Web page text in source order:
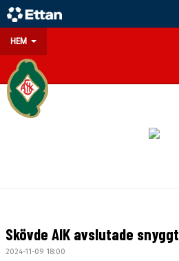
HEM
GÅ PÅ MATCH
DOKUMENT
Skövde AIK avslutade snyggt
2024-11-09 18:00